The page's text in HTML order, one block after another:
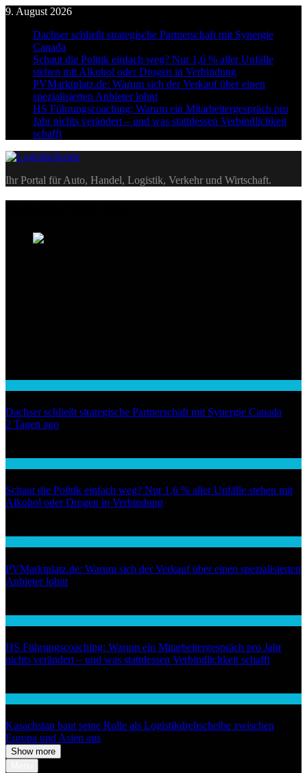
Skip
content
9. August 2026
Dachser schließt strategische Partnerschaft mit Synergie
Canada
Schaut die Politik einfach weg? Nur 1,6 % aller Unfälle
stehen mit Alkohol oder Drogen in Verbindung
PVMarktplatz.de: Warum sich der Verkauf über einen
spezialisierten Anbieter lohnt
HS Führungscoaching: Warum ein Mitarbeitergespräch pro
Jahr nichts verändert – und was stattdessen Verbindlichkeit
schafft
Logistik|Inside
Ihr Portal für Auto, Handel, Logistik, Verkehr und Wirtschaft.
Dachser schließt strategische Partnerschaft mit Synergie Canada
2 Tagen ago
Schaut die Politik einfach weg? Nur 1,6 % aller Unfälle stehen mit
Alkohol oder Drogen in Verbindung
PVMarktplatz.de: Warum sich der Verkauf über einen spezialisierten
Anbieter lohnt
HS Führungscoaching: Warum ein Mitarbeitergespräch pro Jahr
nichts verändert – und was stattdessen Verbindlichkeit schafft
Kasachstan baut seine Rolle als Logistikdrehscheibe zwischen
Europa und Asien aus
Show more